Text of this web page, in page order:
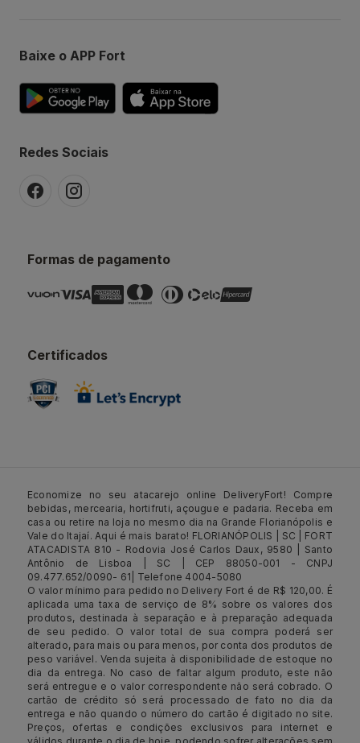
Baixe o APP Fort
Redes Sociais
Formas de pagamento
Certificados
Economize no seu atacarejo online DeliveryFort! Compre
bebidas, mercearia, hortifruti, açougue e padaria. Receba em
casa ou retire na loja no mesmo dia na Grande Florianópolis e
Vale do Itajaí. Aqui é mais barato! FLORIANÓPOLIS | SC | FORT
ATACADISTA 810 - Rodovia José Carlos Daux, 9580 | Santo
Antônio de Lisboa | SC | CEP 88050-001 - CNPJ
09.477.652/0090- 61| Telefone 4004-5080
O valor mínimo para pedido no Delivery Fort é de R$ 120,00. É
aplicada uma taxa de serviço de 8% sobre os valores dos
produtos, destinada à separação e à preparação adequada
de seu pedido. O valor total de sua compra poderá ser
alterado, para mais ou para menos, por conta dos produtos de
peso variável. Venda sujeita à disponibilidade de estoque no
dia da entrega. No caso de faltar algum produto, este não
será entregue e o valor correspondente não será cobrado. O
cartão de crédito só será processado de fato no dia da
entrega e não quando o número do cartão é digitado no site.
Preços, ofertas e condições exclusivos para internet e